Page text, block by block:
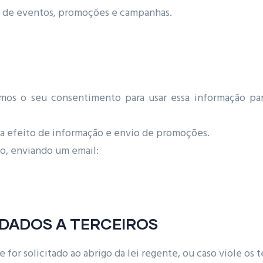
eventos, promoções e campanhas.
o seu consentimento para usar essa informação
efeito de informação e envio de promoções.
enviando um email:
A TERCEIROS
for solicitado ao abrigo da lei regente, ou caso viole